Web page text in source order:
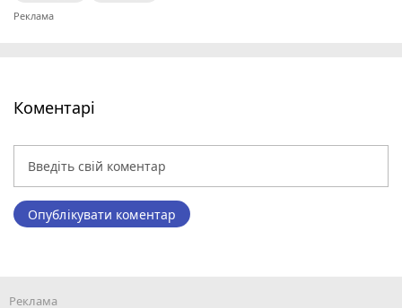
Коментарі
Опублікувати коментар